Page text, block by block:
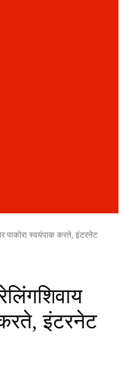
पाकोरा स्वयंपाक करते, इंटरनेट
इंटरनेट